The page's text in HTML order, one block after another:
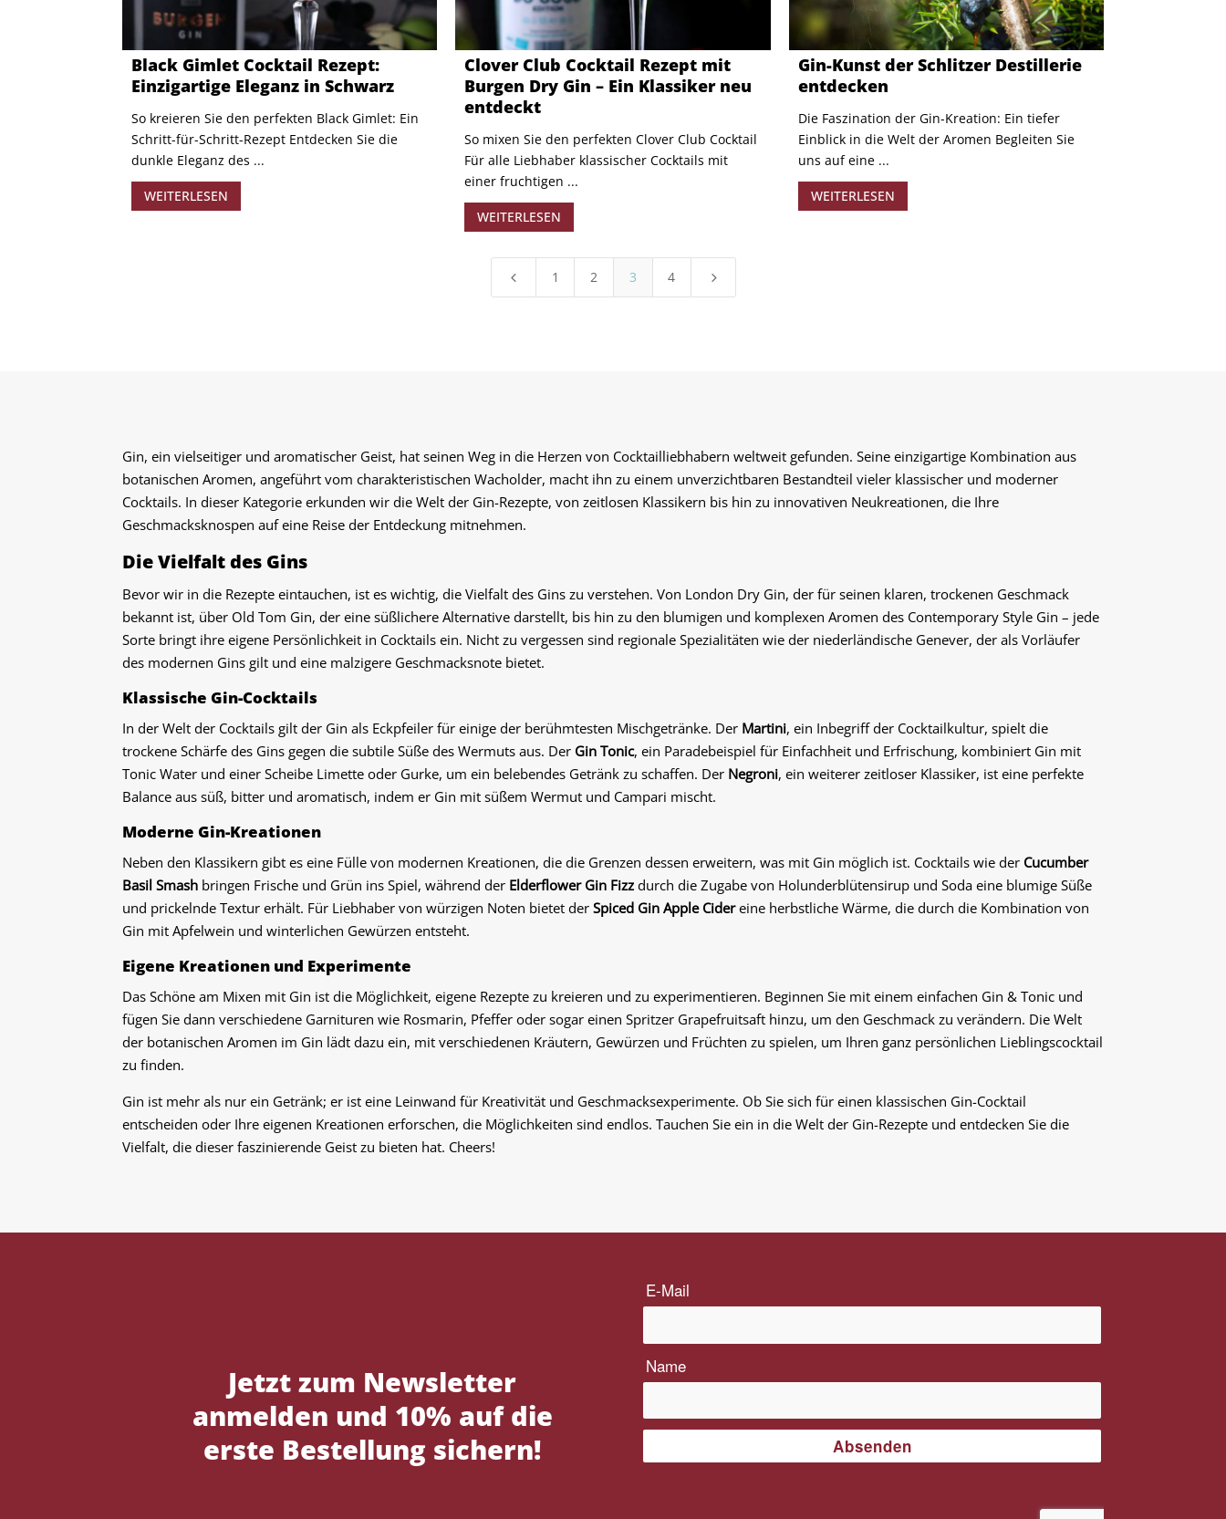
Black Gimlet Cocktail Rezept:
Einzigartige Eleganz in Schwarz
So kreieren Sie den perfekten Black Gimlet: Ein
Schritt-für-Schritt-Rezept Entdecken Sie die
dunkle Eleganz des ...
WEITERLESEN
Clover Club Cocktail Rezept mit
Burgen Dry Gin – Ein Klassiker neu
entdeckt
So mixen Sie den perfekten Clover Club Cocktail
Für alle Liebhaber klassischer Cocktails mit
einer fruchtigen ...
WEITERLESEN
Gin-Kunst der Schlitzer Destillerie
entdecken
Die Faszination der Gin-Kreation: Ein tiefer
Einblick in die Welt der Aromen Begleiten Sie
uns auf eine ...
WEITERLESEN
4 1 2 3 4 5
Gin, ein vielseitiger und aromatischer Geist, hat seinen Weg in die Herzen von Cocktailliebhabern weltweit gefunden. Seine einzigartige Kombination aus
botanischen Aromen, angeführt vom charakteristischen Wacholder, macht ihn zu einem unverzichtbaren Bestandteil vieler klassischer und moderner
Cocktails. In dieser Kategorie erkunden wir die Welt der Gin-Rezepte, von zeitlosen Klassikern bis hin zu innovativen Neukreationen, die Ihre
Geschmacksknospen auf eine Reise der Entdeckung mitnehmen.
Die Vielfalt des Gins
Bevor wir in die Rezepte eintauchen, ist es wichtig, die Vielfalt des Gins zu verstehen. Von London Dry Gin, der für seinen klaren, trockenen Geschmack
bekannt ist, über Old Tom Gin, der eine süßlichere Alternative darstellt, bis hin zu den blumigen und komplexen Aromen des Contemporary Style Gin – jede
Sorte bringt ihre eigene Persönlichkeit in Cocktails ein. Nicht zu vergessen sind regionale Spezialitäten wie der niederländische Genever, der als Vorläufer
des modernen Gins gilt und eine malzigere Geschmacksnote bietet.
Klassische Gin-Cocktails
In der Welt der Cocktails gilt der Gin als Eckpfeiler für einige der berühmtesten Mischgetränke. Der Martini, ein Inbegriff der Cocktailkultur, spielt die
trockene Schärfe des Gins gegen die subtile Süße des Wermuts aus. Der Gin Tonic, ein Paradebeispiel für Einfachheit und Erfrischung, kombiniert Gin mit
Tonic Water und einer Scheibe Limette oder Gurke, um ein belebendes Getränk zu schaffen. Der Negroni, ein weiterer zeitloser Klassiker, ist eine perfekte
Balance aus süß, bitter und aromatisch, indem er Gin mit süßem Wermut und Campari mischt.
Moderne Gin-Kreationen
Neben den Klassikern gibt es eine Fülle von modernen Kreationen, die die Grenzen dessen erweitern, was mit Gin möglich ist. Cocktails wie der Cucumber
Basil Smash bringen Frische und Grün ins Spiel, während der Elderflower Gin Fizz durch die Zugabe von Holunderblütensirup und Soda eine blumige Süße
und prickelnde Textur erhält. Für Liebhaber von würzigen Noten bietet derSpiced Gin Apple Cidereine herbstliche Wärme, die durch die Kombination von
Gin mit Apfelwein und winterlichen Gewürzen entsteht.
Eigene Kreationen und Experimente
Das Schöne am Mixen mit Gin ist die Möglichkeit, eigene Rezepte zu kreieren und zu experimentieren. Beginnen Sie mit einem einfachen Gin & Tonic und
fügen Sie dann verschiedene Garnituren wie Rosmarin, Pfeffer oder sogar einen Spritzer Grapefruitsaft hinzu, um den Geschmack zu verändern. Die Welt
der botanischen Aromen im Gin lädt dazu ein, mit verschiedenen Kräutern, Gewürzen und Früchten zu spielen, um Ihren ganz persönlichen Lieblingscocktail
zu finden.
Gin ist mehr als nur ein Getränk; er ist eine Leinwand für Kreativität und Geschmacksexperimente. Ob Sie sich für einen klassischen Gin-Cocktail
entscheiden oder Ihre eigenen Kreationen erforschen, die Möglichkeiten sind endlos. Tauchen Sie ein in die Welt der Gin-Rezepte und entdecken Sie die
Vielfalt, die dieser faszinierende Geist zu bieten hat. Cheers!
Jetzt zum Newsletter
anmelden und 10% auf die
erste Bestellung sichern!